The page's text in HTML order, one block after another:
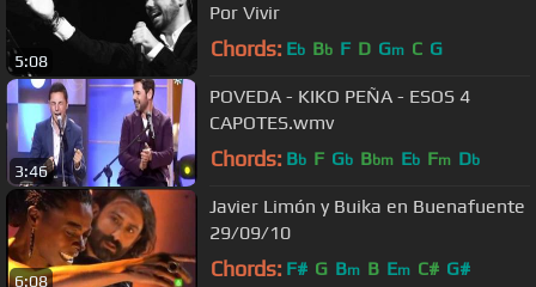
5:08
Por Vivir
Chords: Eb Bb F D Gm C G
3:46
POVEDA - KIKO PEÑA - ESOS 4
CAPOTES.wmv
Chords: Bb F Gb Bbm Eb Fm Db
6:08
Javier Limón y Buika en Buenafuente
29/09/10
Chords: F# G Bm B Em C# G#